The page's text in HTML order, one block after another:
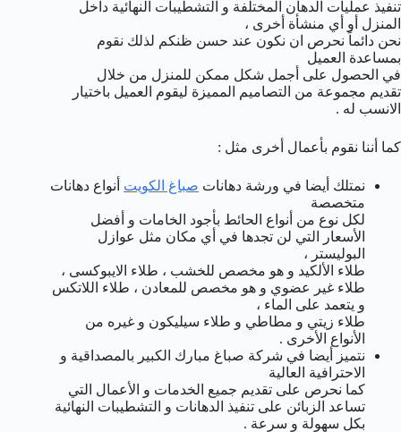
تنفيذ عمليات الدهان المختلفة و التشطيبات النهائية داخل
المنزل أو أي منشأة أخرى ،
نحن دائماً نحرص ان نكون عند حسن ظنكم لذلك نقوم
بمساعدة العميل
في الحصول على أجمل شكل ممكن للمنزل من خلال
تقديم مجموعة من التصاميم المميزة ليقوم العميل باختيار
الانسب له .
كما أننا نقوم بأعمال أخرى مثل :
نمتلك أيضا في ورشة دهانات صباغ الكويت أنواع دهانات
متخصصة
لكل نوع من أنواع الحائط بأجود الخامات و أفضل
الأسعار التي لن تجدها في أي مكان مثل عوازل
البوليستر ،
طلاء الألكيد و هو مخصص للخشب ، طلاء الايبوكسى ،
طلاء غير عضوي و هو مخصص للمعادن ، طلاء اللاتكس
و يتعمد على الماء ،
طلاء زيتي و مطاطي و طلاء سيليكون و غيره من
الأنواع الأخرى .
نتميز أيضا في شركة صباغ مبارك الكبير بالمصداقية و
الاحترافية العالية
كما نحرص على تقديم جميع الخدمات و الأعمال التي
تساعد الزبائن على تنفيذ الدهانات و التشطيبات النهائية
بكل سهولة و سرعة .